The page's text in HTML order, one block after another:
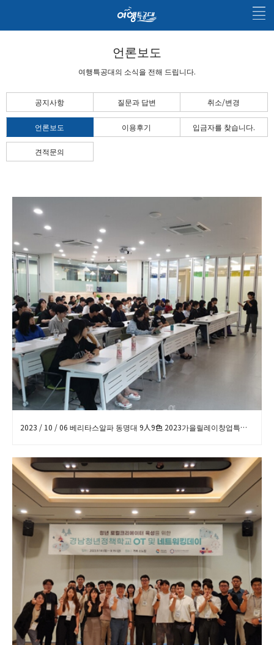
언론보도
여행특공대의 소식을 전해 드립니다.
공지사항 질문과 답변 취소/변경
언론보도 이용후기 입금자를 찾습니다.
견적문의
2023 / 10 / 06 베리타스알파 동명대 9人9色 2023가을릴레이창업특강 개최